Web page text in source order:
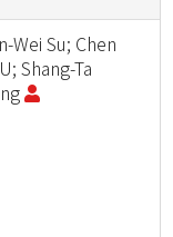
Wei Su; Chen
Shang-Ta